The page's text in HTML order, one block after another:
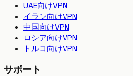
UAE向けVPN
イラン向けVPN
中国向けVPN
ロシア向けVPN
トルコ向けVPN
サポート